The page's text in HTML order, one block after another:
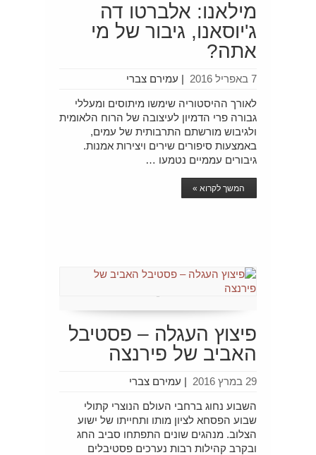
מילאנו: אלברטו דה
ג'יוסאנו, גיבור של מי
אתה?
עמירם צברי | 7 באפריל 2016
לאורך ההיסטוריה שימשו מיתוסים ומעללי
גבורה פרי הדמיון לעיצובה של הרוח הלאומית
ולגיבוש מורשתם התרבותית של עמים,
באמצעות סיפורים שירים ויצירות אמנות.
גיבורים עממיים נטמעו …
המשך לקרוא »
פיצוץ העגלה – פסטיבל
האביב של פירנצה
עמירם צברי | 29 במרץ 2016
השבוע נחוג ברחבי העולם הנוצרי קתולי
שבוע הפסחא לציון מותו ותחייתו של ישוע
הצלוב. מנהגים שונים התפתחו סביב החג
ובקרב קהילות רבות נערכים פסטיבלים